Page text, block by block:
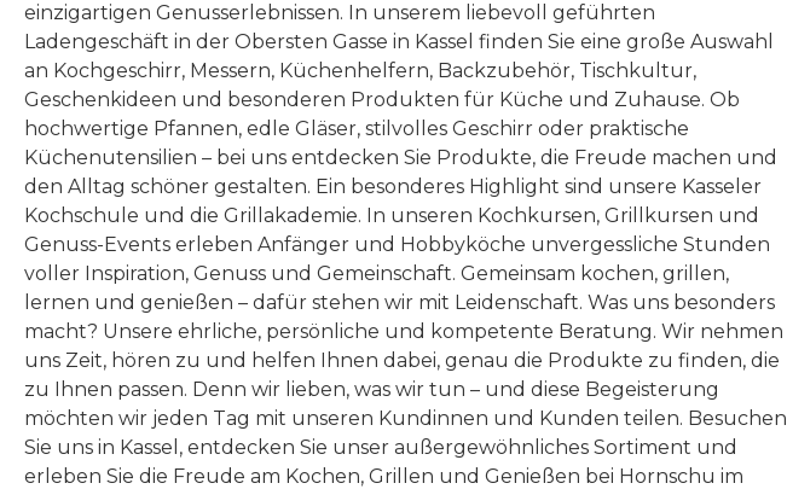
einzigartigen Genusserlebnissen. In unserem liebevoll geführten
Ladengeschäft in der Obersten Gasse in Kassel finden Sie eine große Auswahl
an Kochgeschirr, Messern, Küchenhelfern, Backzubehör, Tischkultur,
Geschenkideen und besonderen Produkten für Küche und Zuhause. Ob
hochwertige Pfannen, edle Gläser, stilvolles Geschirr oder praktische
Küchenutensilien – bei uns entdecken Sie Produkte, die Freude machen und
den Alltag schöner gestalten. Ein besonderes Highlight sind unsere Kasseler
Kochschule und die Grillakademie. In unseren Kochkursen, Grillkursen und
Genuss-Events erleben Anfänger und Hobbyköche unvergessliche Stunden
voller Inspiration, Genuss und Gemeinschaft. Gemeinsam kochen, grillen,
lernen und genießen – dafür stehen wir mit Leidenschaft. Was uns besonders
macht? Unsere ehrliche, persönliche und kompetente Beratung. Wir nehmen
uns Zeit, hören zu und helfen Ihnen dabei, genau die Produkte zu finden, die
zu Ihnen passen. Denn wir lieben, was wir tun – und diese Begeisterung
möchten wir jeden Tag mit unseren Kundinnen und Kunden teilen. Besuchen
Sie uns in Kassel, entdecken Sie unser außergewöhnliches Sortiment und
erleben Sie die Freude am Kochen, Grillen und Genießen bei Hornschu im